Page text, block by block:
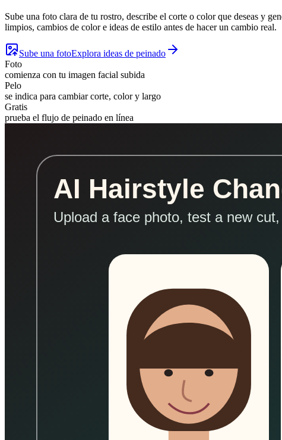
Sube una foto clara de tu rostro, describe el corte o color que deseas y
limpios, cambios de color e ideas de estilo antes de hacer un cambio real.
Sube una fotoExplora ideas de peinado
Foto
comienza con tu imagen facial subida
Pelo
se indica para cambiar corte, color y largo
Gratis
prueba el flujo de peinado en línea